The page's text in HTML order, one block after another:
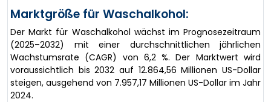
Marktgröße für Waschalkohol:
Der Markt für Waschalkohol wächst im Prognosezeitraum
(2025–2032) mit einer durchschnittlichen jährlichen
Wachstumsrate (CAGR) von 6,2 %. Der Marktwert wird
voraussichtlich bis 2032 auf 12.864,56 Millionen US-Dollar
steigen, ausgehend von 7.957,17 Millionen US-Dollar im Jahr
2024.